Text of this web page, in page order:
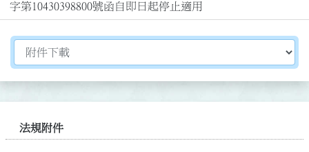
字第10430398800號函自即日起停止適用
切換選擇法規資訊內容
法規附件